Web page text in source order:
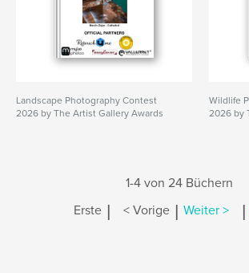
Landscape Photography Contest
2026 by The Artist Gallery Awards
Wildlife
2026 by
1-4 von 24 Büchern
Erste | < Vorige | Weiter > |